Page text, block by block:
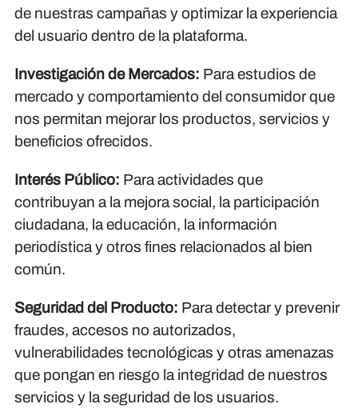
de nuestras campañas y optimizar la experiencia
del usuario dentro de la plataforma.
Investigación de Mercados: Para estudios de
mercado y comportamiento del consumidor que
nos permitan mejorar los productos, servicios y
beneficios ofrecidos.
Interés Público: Para actividades que
contribuyan a la mejora social, la participación
ciudadana, la educación, la información
periodística y otros fines relacionados al bien
común.
Seguridad del Producto: Para detectar y prevenir
fraudes, accesos no autorizados,
vulnerabilidades tecnológicas y otras amenazas
que pongan en riesgo la integridad de nuestros
servicios y la seguridad de los usuarios.